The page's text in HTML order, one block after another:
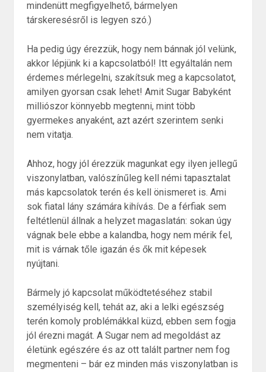
mindenütt megfigyelhető, bármelyen
társkeresésről is legyen szó.)
Ha pedig úgy érezzük, hogy nem bánnak jól velünk,
akkor lépjünk ki a kapcsolatból! Itt egyáltalán nem
érdemes mérlegelni, szakítsuk meg a kapcsolatot,
amilyen gyorsan csak lehet! Amit Sugar Babyként
milliószor könnyebb megtenni, mint több
gyermekes anyaként, azt azért szerintem senki
nem vitatja.
Ahhoz, hogy jól érezzük magunkat egy ilyen jellegű
viszonylatban, valószínűleg kell némi tapasztalat
más kapcsolatok terén és kell önismeret is. Ami
sok fiatal lány számára kihívás. De a férfiak sem
feltétlenül állnak a helyzet magaslatán: sokan úgy
vágnak bele ebbe a kalandba, hogy nem mérik fel,
mit is várnak tőle igazán és ők mit képesek
nyújtani.
Bármely jó kapcsolat működtetéséhez stabil
személyiség kell, tehát az, aki a lelki egészség
terén komoly problémákkal küzd, ebben sem fogja
jól érezni magát. A Sugar nem ad megoldást az
életünk egészére és az ott talált partner nem fog
megmenteni – bár ez minden más viszonylatban is